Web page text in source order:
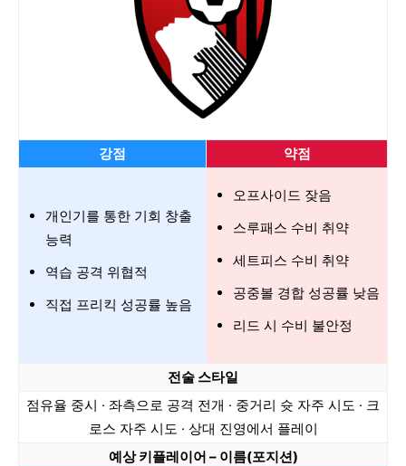
강점 약점
개인기를 통한 기회 창출
능력
역습 공격 위협적
직접 프리킥 성공률 높음
오프사이드 잦음
스루패스 수비 취약
세트피스 수비 취약
공중볼 경합 성공률 낮음
리드 시 수비 불안정
전술 스타일
점유율 중시 · 좌측으로 공격 전개 · 중거리 슛 자주 시도 · 크
로스 자주 시도 · 상대 진영에서 플레이
예상 키플레이어 – 이름(포지션)